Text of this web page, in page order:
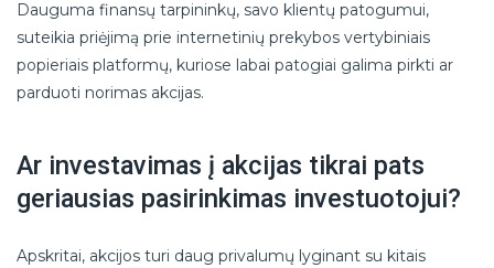
Dauguma finansų tarpininkų, savo klientų patogumui,
suteikia priėjimą prie internetinių prekybos vertybiniais
popieriais platformų, kuriose labai patogiai galima pirkti ar
parduoti norimas akcijas.
Ar investavimas į akcijas tikrai pats
geriausias pasirinkimas investuotojui?
Apskritai, akcijos turi daug privalumų lyginant su kitais